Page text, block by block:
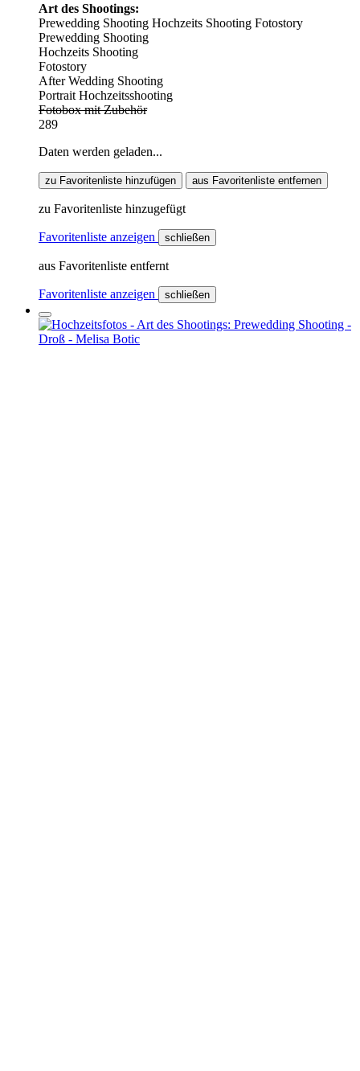
Art des Shootings:
Prewedding Shooting Hochzeits Shooting Fotostory
Prewedding Shooting
Hochzeits Shooting
Fotostory
After Wedding Shooting
Portrait Hochzeitsshooting
Fotobox mit Zubehör
289
Daten werden geladen...
zu Favoritenliste hinzufügen aus Favoritenliste entfernen
zu Favoritenliste hinzugefügt
Favoritenliste anzeigen schließen
aus Favoritenliste entfernt
Favoritenliste anzeigen schließen